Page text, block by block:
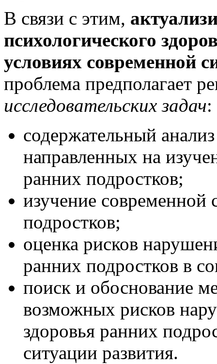
В связи с этим,
психологического
условиях современной
проблема предполагает
исследовательских задач:
содержательный
направленных на
ранних подростков;
изучение современной
подростков;
оценка рисков
ранних подростков в
поиск и обоснование
возможных рисков
здоровья ранних
ситуации развития.